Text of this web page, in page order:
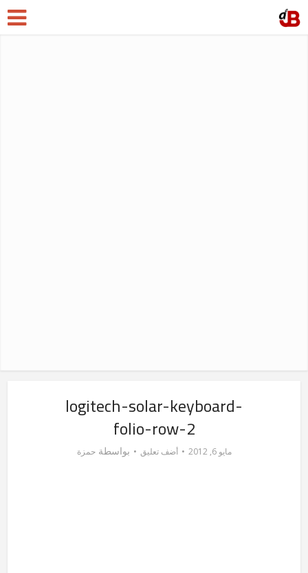
logitech-solar-keyboard-
folio-row-2
مايو 6, 2012 أضف تعليق بواسطةحمزة